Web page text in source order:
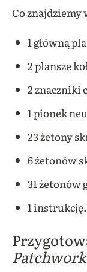
Co znajdziemy
1 główną
2 plansze
2 znaczniki
1 pionek
23 żetony
6 żetonów
31 żetonów
1 instrukcję.